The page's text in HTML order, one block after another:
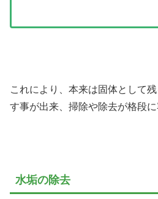
これにより、本来は固体として
す事が出来、掃除や除去が格段に
水垢の除去